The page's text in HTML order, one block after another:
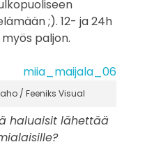
;). 12- ja 24h
paljon.
/ Feeniks Visual
haluaisit lähettää